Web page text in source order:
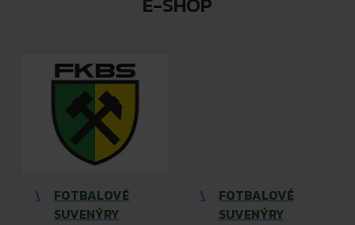
\
FOTBALOVÉ
SUVENÝRY
\
FOTBALOVÉ
SUVENÝRY